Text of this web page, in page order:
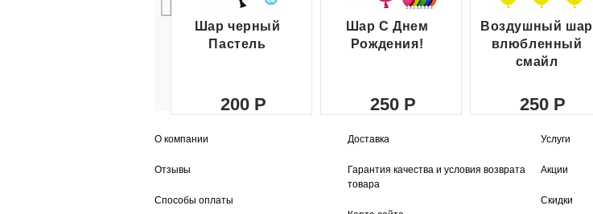
Шар черный
Пастель
200
Шар С Днем
Рождения!
250
Воздушный шар
влюбленный
смайл
250
О компании
Отзывы
Способы оплаты
Доставка
Гарантия качества и условия возврата
товара
Услуги
Акции
Скидки